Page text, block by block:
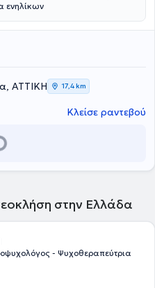
ενηλίκων
ΑΤΤΙΚΗ 17,4 km
Κλείσε ραντεβού
στην Ελλάδα
- Ψυχοθεραπεύτρια